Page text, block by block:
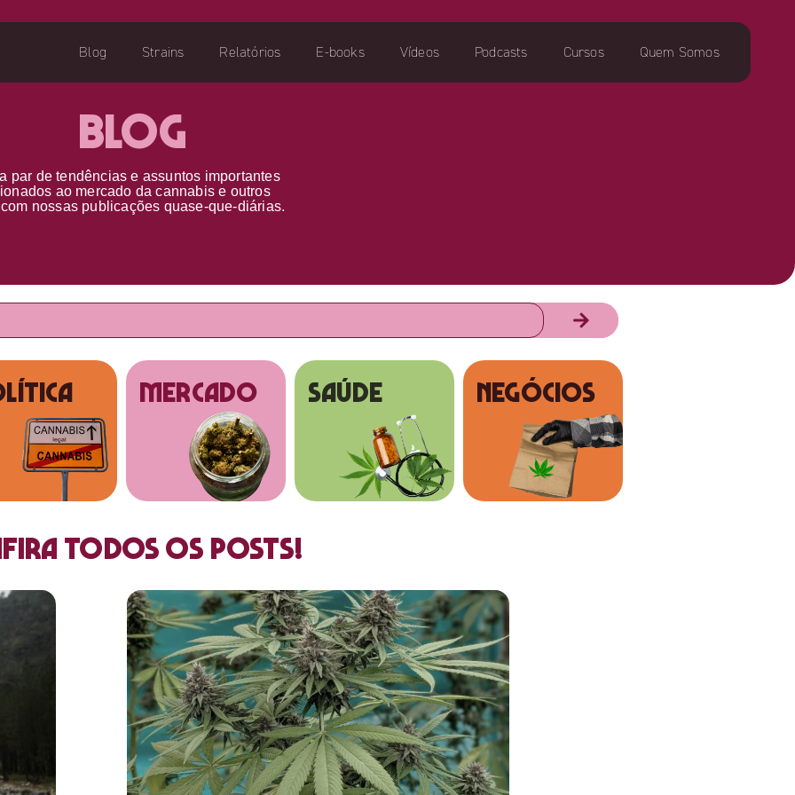
Blog Strains Relatórios E-books Vídeos Podcasts Cursos Quem Somos
Blog
par detendências e assuntos importantes
ao mercado da cannabis e outros
com nossas publicações quase-que-diárias.
MERCADO SAÚDE NEGÓCIOS
todos os posts!